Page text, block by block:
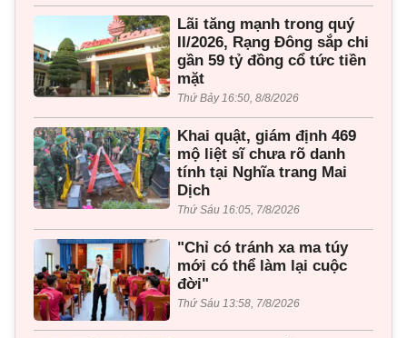
Lãi tăng mạnh trong quý
II/2026, Rạng Đông sắp chi
gần 59 tỷ đồng cổ tức tiền
mặt
Thứ Bảy 16:50, 8/8/2026
Khai quật, giám định 469
mộ liệt sĩ chưa rõ danh
tính tại Nghĩa trang Mai
Dịch
Thứ Sáu 16:05, 7/8/2026
"Chỉ có tránh xa ma túy
mới có thể làm lại cuộc
đời"
Thứ Sáu 13:58, 7/8/2026